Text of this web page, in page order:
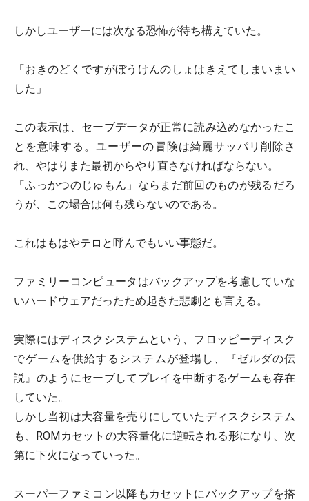
しかしユーザーには次なる恐怖が待ち構えていた。
「おきのどくですがぼうけんのしょはきえてしまいまい
した」
この表示は、セーブデータが正常に読み込めなかったこ
とを意味する。ユーザーの冒険は綺麗サッパリ削除さ
れ、やはりまた最初からやり直さなければならない。
「ふっかつのじゅもん」ならまだ前回のものが残るだろ
うが、この場合は何も残らないのである。
これはもはやテロと呼んでもいい事態だ。
ファミリーコンピュータはバックアップを考慮していな
いハードウェアだったため起きた悲劇とも言える。
実際にはディスクシステムという、フロッピーディスク
でゲームを供給するシステムが登場し、『ゼルダの伝
説』のようにセーブしてプレイを中断するゲームも存在
していた。
しかし当初は大容量を売りにしていたディスクシステム
も、ROMカセットの大容量化に逆転される形になり、次
第に下火になっていった。
スーパーファミコン以降もカセットにバックアップを搭